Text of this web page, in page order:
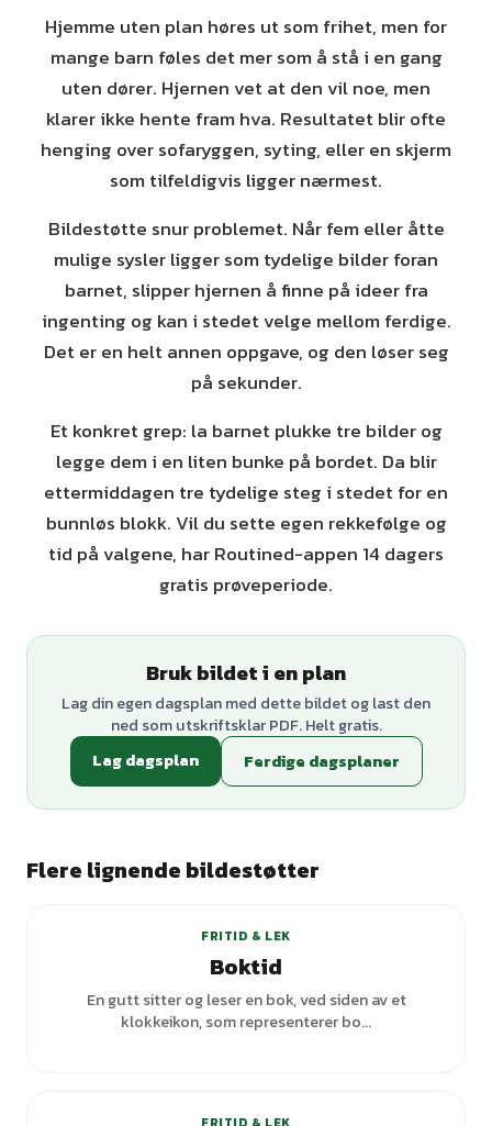
Hjemme uten plan høres ut som frihet, men for
mange barn føles det mer som å stå i en gang
uten dører. Hjernen vet at den vil noe, men
klarer ikke hente fram hva. Resultatet blir ofte
henging over sofaryggen, syting, eller en skjerm
som tilfeldigvis ligger nærmest.
Bildestøtte snur problemet. Når fem eller åtte
mulige sysler ligger som tydelige bilder foran
barnet, slipper hjernen å finne på ideer fra
ingenting og kan i stedet velge mellom ferdige.
Det er en helt annen oppgave, og den løser seg
på sekunder.
Et konkret grep: la barnet plukke tre bilder og
legge dem i en liten bunke på bordet. Da blir
ettermiddagen tre tydelige steg i stedet for en
bunnløs blokk. Vil du sette egen rekkefølge og
tid på valgene, har Routined-appen 14 dagers
gratis prøveperiode.
Bruk bildet i en plan
Lag din egen dagsplan med dette bildet og last den
ned som utskriftsklar PDF. Helt gratis.
Lag dagsplan
Ferdige dagsplaner
Flere lignende bildestøtter
FRITID & LEK
Boktid
En gutt sitter og leser en bok, ved siden av et
klokkeikon, som representerer bo...